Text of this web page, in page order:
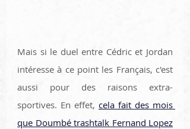
Mais si le duel entre Cédric et Jordan
intéresse à ce point les Français, c'est
aussi pour des raisons extra-
sportives. En effet, cela fait des mois
que Doumbé trashtalk Fernand Lopez